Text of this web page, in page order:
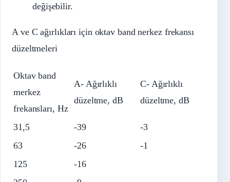
değişebilir.
A ve C ağırlıkları için oktav band nerkez frekansı
düzeltmeleri
Oktav band
merkez
frekansları, Hz
A- Ağırlıklı
düzeltme, dB
C- Ağırlıklı
düzeltme, dB
31,5 -39
-3
63
-26
-1
125
-16